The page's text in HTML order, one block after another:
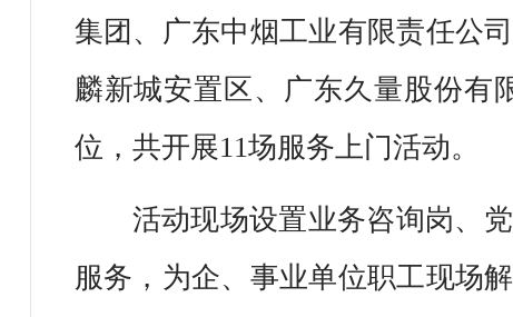
集团、广东中烟工业有限责任公
麟新城安置区、广东久量股份有
位，共开展11场服务上门活动。
活动现场设置业务咨询岗、
服务，为企、事业单位职工现场